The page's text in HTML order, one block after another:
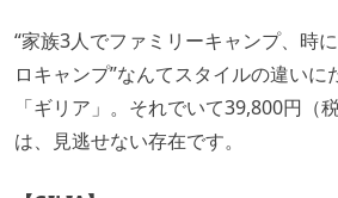
“家族3人でファミリーキャンプ、時
ロキャンプ”なんてスタイルの違いに
「ギリア」。それでいて39,800円（
は、見逃せない存在です。